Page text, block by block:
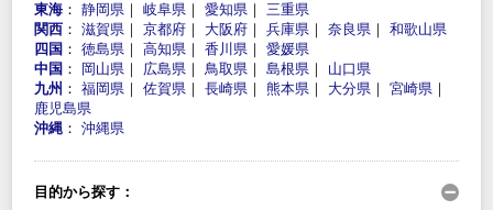
東海 ： 静岡県 ｜ 岐阜県 ｜ 愛知県 ｜ 三重県
関西 ： 滋賀県 ｜ 京都府 ｜ 大阪府 ｜ 兵庫県 ｜ 奈良県 ｜ 和歌山県
四国 ： 徳島県 ｜ 高知県 ｜ 香川県 ｜ 愛媛県
中国 ： 岡山県 ｜ 広島県 ｜ 鳥取県 ｜ 島根県 ｜ 山口県
九州 ： 福岡県 ｜ 佐賀県 ｜ 長崎県 ｜ 熊本県 ｜ 大分県 ｜ 宮崎県 ｜
鹿児島県
沖縄 ： 沖縄県
目的から探す：